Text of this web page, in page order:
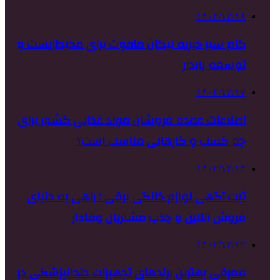
۱۴۰۲/۱۲/۱۸
گام سبز خیریه نیکان ماموت برای محیط‌زیست و
توسعه پایدار
۱۴۰۲/۱۲/۱۷
اطلاعات عمده فروشان مواد غذایی کشور برای
چه کسب و کارهایی مناسب است؟
۱۴۰۲/۱۲/۱۴
ثبت آگهی لوازم خانگی برقی : راهی به دنیای
فروش آنلاین و جذب مشتریان وفادار
۱۴۰۲/۱۲/۱۲
معرفی بهترین برندهای تجهیزات دندانپزشکی در